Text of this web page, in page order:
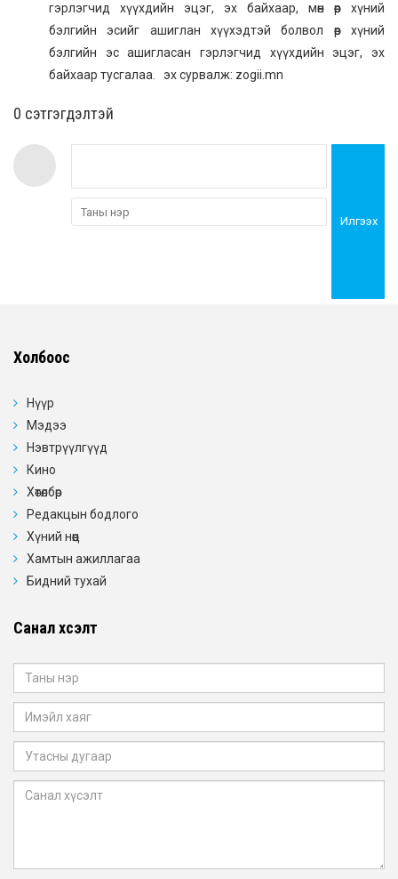
гэрлэгчид хүүхдийн эцэг, эх байхаар, мөн өөр хүний
бэлгийн эсийг ашиглан хүүхэдтэй болвол өөр хүний
бэлгийн эс ашигласан гэрлэгчид хүүхдийн эцэг, эх
байхаар тусгалаа. эх сурвалж: zogii.mn
0 cэтгэгдэлтэй
Илгээх
Холбоос
Нүүр
Мэдээ
Нэвтрүүлгүүд
Кино
Хөтөлбөр
Редакцын бодлого
Хүний нөөц
Хамтын ажиллагаа
Бидний тухай
Санал хүсэлт